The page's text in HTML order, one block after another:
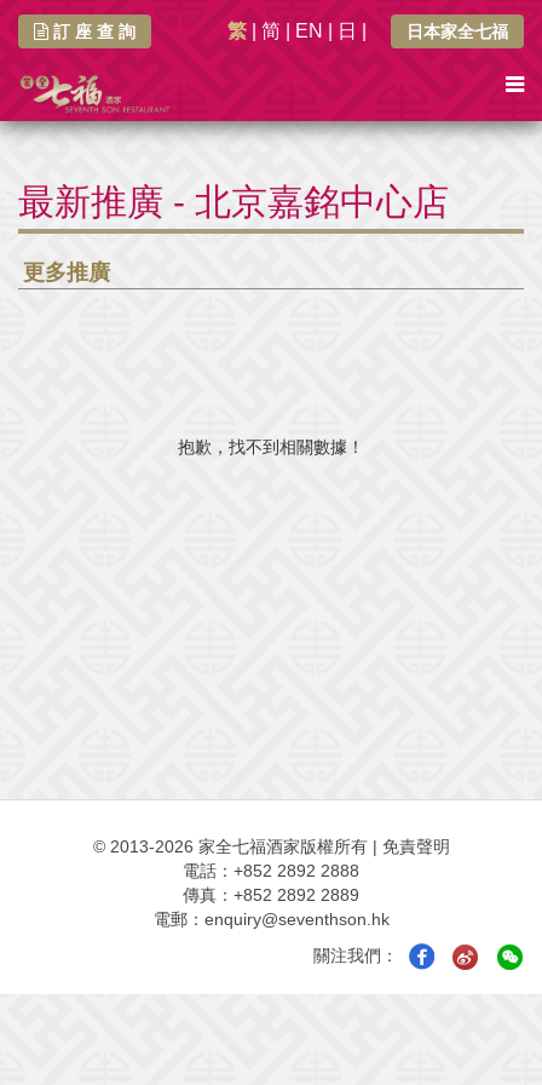
日本家全七福
繁 简 EN 日
訂 座 查 詢
最新推廣 - 北京嘉銘中心店
更多推廣
抱歉，找不到相關數據！
© 2013-2026 家全七福酒家版權所有| 免責聲明
電話：+852 2892 2888
傳真：+852 2892 2889
電郵： enquiry@seventhson.hk
關注我們：